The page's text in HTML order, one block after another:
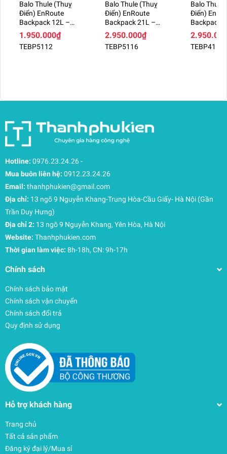
Trải nghiệm người dùng tinh tế
Thao tác nhanh chóng: Hệ thống khóa kéo YKK
cao cấp đi kèm dây kéo (zipper pulls) được thiết
kế dễ cầm nắm, giúp bạn truy cập thiết bị nhanh
dòng balo lớn hơn mà không chiếm nhiều diện
Balo Thule (Thuỵ
Điển) EnRoute
Backpack 12L –
TEBP5112
1.950.000₫
TEBP5112
Balo Thule (Thuỵ
Điển) EnRoute
Backpack 21L –
TEBP5116
2.950.000₫
TEBP5116
Balo Thule
Điển)
Backpack
TEBP4116
TEBP4116
Hotline: 0976.23.24.26-
Mua buôn liên hệ: 0912.23.24.26
Email: thanhphukien@gmail.com
Địa chỉ: 13 ngõ 9 Nguyễn Khang-Trung Hòa-Cầu Giấy- Hà Nội (Gần
Trần Duy Hưng)
Địa chỉ 2: 13 ngõ 9 Nguyễn Khang, Yên Hòa, Hà Nội
Website: Thanhphukien.com
Thời gian làm việc: 8h-18h, CN: 9h-17h
Chính sách
Chính sách bảo mật
Chính sách vận chuyển
Chính sách đổi trả
Quy định sử dụng
Hỗ trợ khách hàng
Trang chủ
Tất cả sản phẩm
Đăng ký đại lý/Mua sỉ